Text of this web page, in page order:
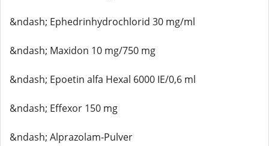
&ndash; Ephedrinhydrochlorid 30 mg/ml
&ndash; Maxidon 10 mg/750 mg
&ndash; Epoetin alfa Hexal 6000 IE/0,6 ml
&ndash; Effexor 150 mg
&ndash; Alprazolam-Pulver